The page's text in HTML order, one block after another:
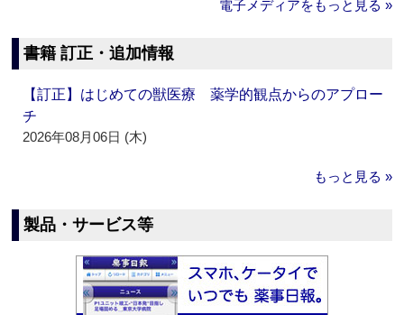
電子メディアをもっと見る »
書籍 訂正・追加情報
【訂正】はじめての獣医療 薬学的観点からのアプロー
チ
2026年08月06日 (木)
もっと見る »
製品・サービス等